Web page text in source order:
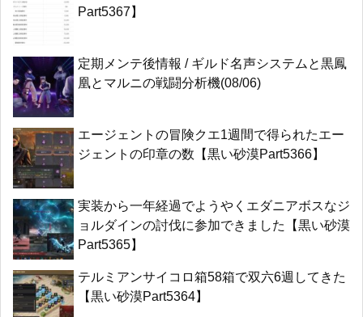
Part5367】
定期メンテ後情報 / ギルド名声システムと黒鳳
凰とマルニの戦闘分析機(08/06)
エージェントの冒険クエ1週間で得られたエー
ジェントの印章の数【黒い砂漠Part5366】
実装から一年経過でようやくエダニアボスなジ
ョルダインの討伐に参加できました【黒い砂漠
Part5365】
テルミアンサイコロ箱58箱で双六6週してきた
【黒い砂漠Part5364】